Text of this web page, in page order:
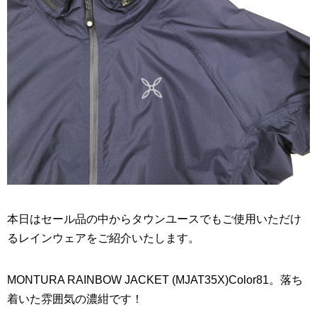
本日はセール品の中からタウンユースでもご使用いただけ
るレインウェアをご紹介いたします。
MONTURA RAINBOW JACKET (MJAT35X)Color81。落ち
着いた雰囲気の濃紺です！